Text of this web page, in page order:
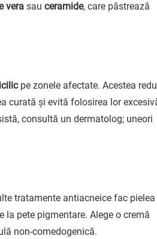
vera sauceramide, care păstrează
pe zonele afectate. Acestea
curată și evită folosirea lor
consultă un dermatolog; uneori
tratamente antiacneice fac pielea
la pete pigmentare. Alege o cremă
non-comedogenică.